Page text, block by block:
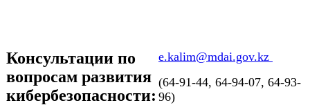
Консультации по
вопросам развития
кибербезопасности:
e.kalim@mdai.gov.kz
(64-91-44, 64-94-07, 64-93-
96)